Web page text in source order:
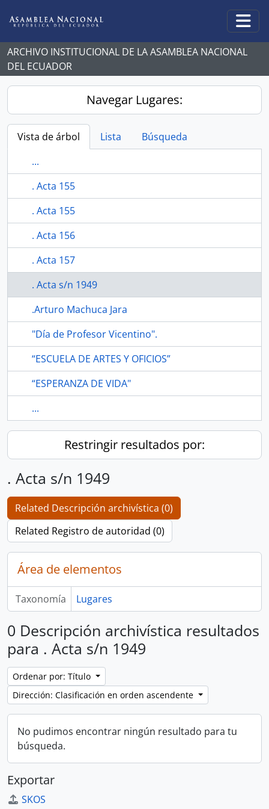
ARCHIVO INSTITUCIONAL DE LA ASAMBLEA NACIONAL
DEL ECUADOR
Navegar Lugares:
Vista de árbol Lista
Búsqueda
...
. Acta 155
. Acta 155
. Acta 156
. Acta 157
. Acta s/n 1949
.Arturo Machuca Jara
"Día de Profesor Vicentino".
“ESCUELA DE ARTES Y OFICIOS”
“ESPERANZA DE VIDA"
...
Restringir resultados por:
. Acta s/n 1949
Related Descripción archivística (0)
Related Registro de autoridad (0)
Área de elementos
Taxonomía Lugares
0 Descripción archivística resultados
para . Acta s/n 1949
Ordenar por: Título
Dirección: Clasificación en orden ascendente
No pudimos encontrar ningún resultado para tu
búsqueda.
Exportar
SKOS